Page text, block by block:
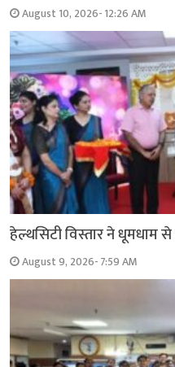
August 10, 2026- 12:26 AM
हेल्थसिटी विस्तार ने धूमधाम से
August 9, 2026- 7:59 AM